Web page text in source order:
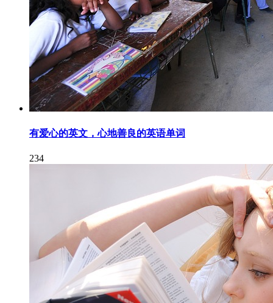
有爱心的英文，心地善良的英语单词
234